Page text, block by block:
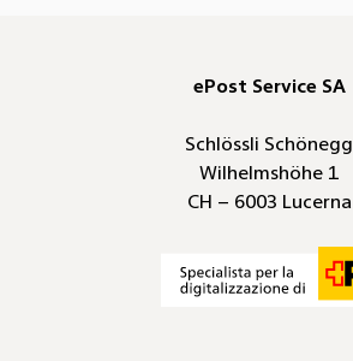
ePost Service SA
Schlössli Schönegg
Wilhelmshöhe 1
CH – 6003 Lucerna